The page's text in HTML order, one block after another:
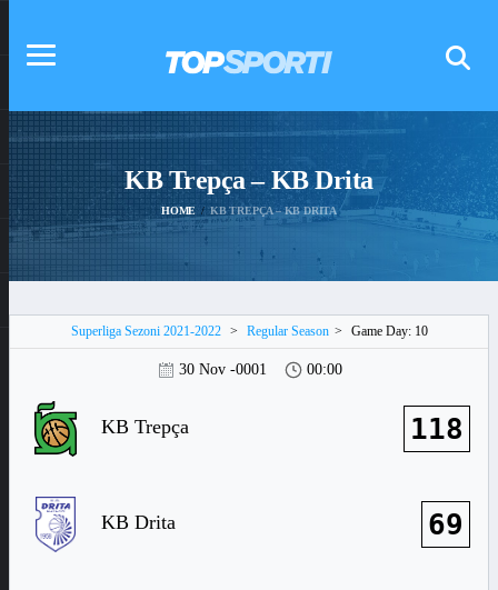
KB Trepça – KB Drita
HOME KB TREPÇA – KB DRITA
Superliga Sezoni 2021-2022 > Regular Season > Game Day: 10
30 Nov -0001 00:00
KB Trepça 118
KB Drita 69